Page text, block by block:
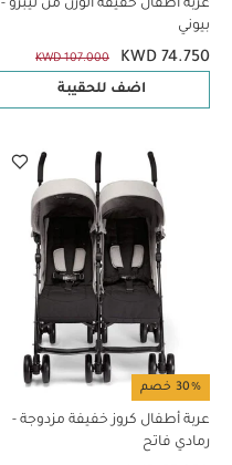
عربة أطفال خفيفة الوزن من ليبرو -
بيوني
KWD 74.750
KWD 107.000
اضف للحقيبة
30% خصم
عربة أطفال كروز خفيفة مزدوجة -
رمادي فاتح